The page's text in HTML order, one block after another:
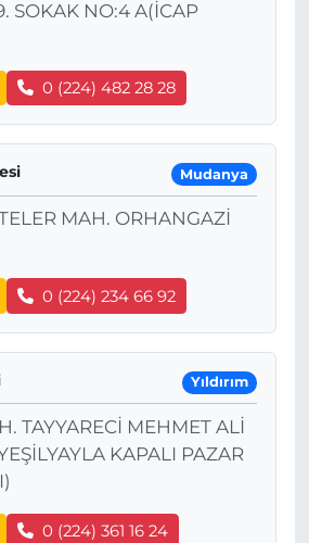
SOKAK NO:4 A(İCAP
0 (224) 482 28 28
Mudanya
MAH. ORHANGAZİ
0 (224) 234 66 92
Yıldırım
TAYYARECİ MEHMET ALİ
KAPALI PAZAR
0 (224) 361 16 24